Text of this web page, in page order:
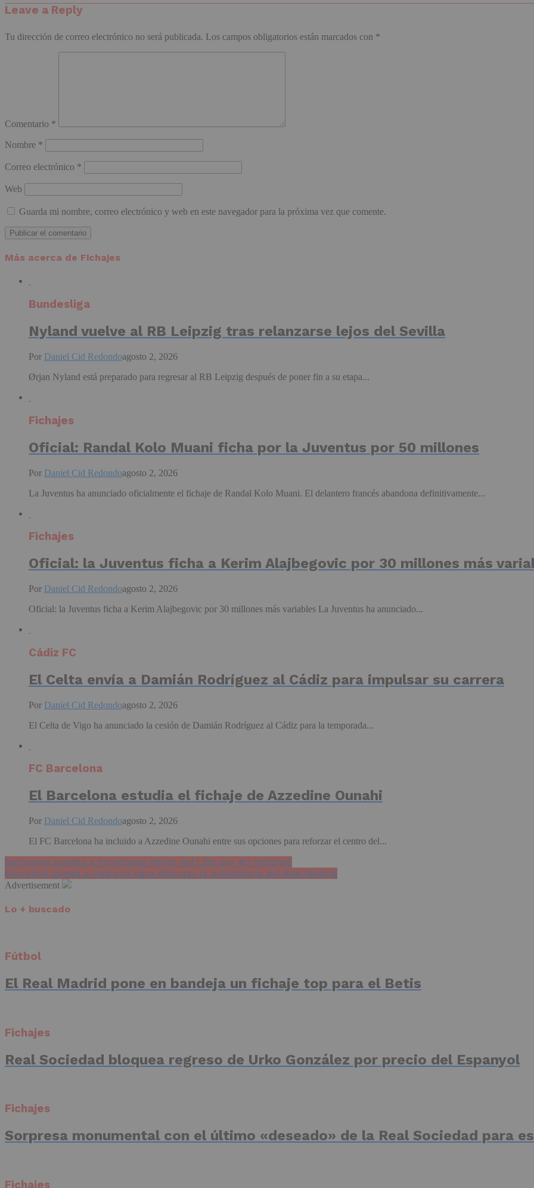
Leave a Reply
Tu dirección de correo electrónico no será publicada. Los campos obligatorios están marcados con *
Comentario *
Nombre *
Correo electrónico *
Web
Guarda mi nombre, correo electrónico y web en este navegador para la próxima vez que comente.
Más acerca de Fichajes
Bundesliga
Nyland vuelve al RB Leipzig tras relanzarse lejos del Sevilla
Por Daniel Cid Redondoagosto 2, 2026
Ørjan Nyland está preparado para regresar al RB Leipzig después de poner fin a su etapa...
Fichajes
Oficial: Randal Kolo Muani ficha por la Juventus por 50 millones
Por Daniel Cid Redondoagosto 2, 2026
La Juventus ha anunciado oficialmente el fichaje de Randal Kolo Muani. El delantero francés abandona definitivamente...
Fichajes
Oficial: la Juventus ficha a Kerim Alajbegovic por 30 millones más
Por Daniel Cid Redondoagosto 2, 2026
Oficial: la Juventus ficha a Kerim Alajbegovic por 30 millones más variables La Juventus ha anunciado...
Cádiz FC
El Celta envía a Damián Rodríguez al Cádiz para impulsar su carrera
Por Daniel Cid Redondoagosto 2, 2026
El Celta de Vigo ha anunciado la cesión de Damián Rodríguez al Cádiz para la temporada...
FC Barcelona
El Barcelona estudia el fichaje de Azzedine Ounahi
Por Daniel Cid Redondoagosto 2, 2026
El FC Barcelona ha incluido a Azzedine Ounahi entre sus opciones para reforzar el centro del...
Barcelona sondea a Fernández-Pardo del Lille por 40 millones
Riquelme tantea a Haaland para disputar la presidencia del Real Madrid
Advertisement
Lo + buscado
Fútbol
El Real Madrid pone en bandeja un fichaje top para el Betis
Fichajes
Real Sociedad bloquea regreso de Urko González por precio del Espanyol
Fichajes
Sorpresa monumental con el último «deseado» de la Real Sociedad para
Fichajes